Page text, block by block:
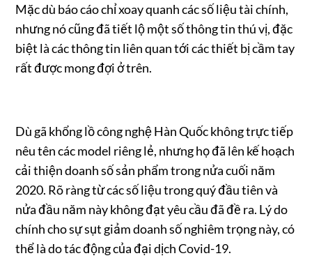
Mặc dù báo cáo chỉ xoay quanh các số liệu tài chính,
nhưng nó cũng đã tiết lộ một số thông tin thú vị, đặc
biệt là các thông tin liên quan tới các thiết bị cầm tay
rất được mong đợi ở trên.
Dù gã khổng lồ công nghệ Hàn Quốc không trực tiếp
nêu tên các model riêng lẻ, nhưng họ đã lên kế hoạch
cải thiện doanh số sản phẩm trong nửa cuối năm
2020. Rõ ràng từ các số liệu trong quý đầu tiên và
nửa đầu năm này không đạt yêu cầu đã đề ra. Lý do
chính cho sự sụt giảm doanh số nghiêm trọng này, có
thể là do tác động của đại dịch Covid-19.